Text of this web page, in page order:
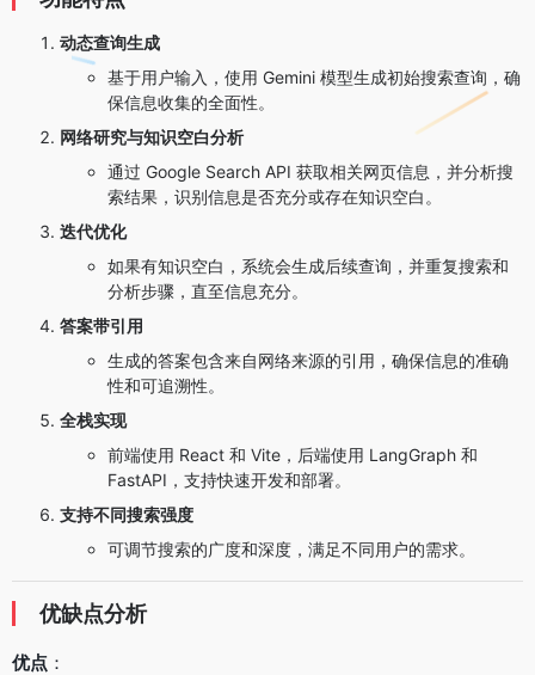
动态查询生成
基于用户输入，使用 Gemini 模型生成初始搜索查询，确
保信息收集的全面性。
网络研究与知识空白分析
通过 Google Search API 获取相关网页信息，并分析搜
索结果，识别信息是否充分或存在知识空白。
迭代优化
如果有知识空白，系统会生成后续查询，并重复搜索和
分析步骤，直至信息充分。
答案带引用
生成的答案包含来自网络来源的引用，确保信息的准确
性和可追溯性。
全栈实现
前端使用 React 和 Vite，后端使用 LangGraph 和
FastAPI，支持快速开发和部署。
支持不同搜索强度
可调节搜索的广度和深度，满足不同用户的需求。
优缺点分析
优点 ：